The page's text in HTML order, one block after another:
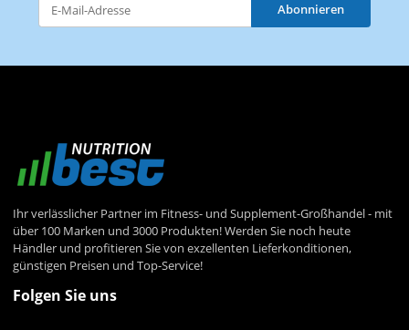
Abonnieren
Ihr verlässlicher Partner im Fitness- und Supplement-Großhandel - mit
über 100 Marken und 3000 Produkten! Werden Sie noch heute
Händler und profitieren Sie von exzellenten Lieferkonditionen,
günstigen Preisen und Top-Service!
Folgen Sie uns